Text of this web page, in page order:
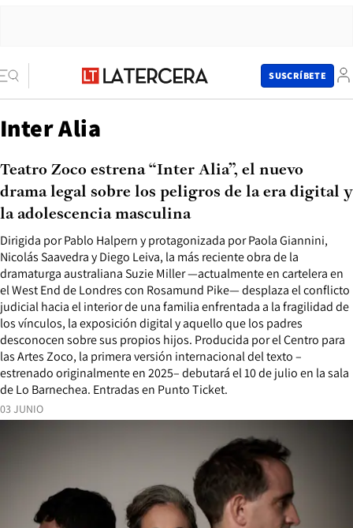
SUSCRÍBETE
Inter Alia
03 JUNIO
Dirigida por Pablo Halpern y protagonizada por Paola Giannini,
Nicolás Saavedra y Diego Leiva, la más reciente obra de la
dramaturga australiana Suzie Miller —actualmente en cartelera en
el West End de Londres con Rosamund Pike— desplaza el conflicto
judicial hacia el interior de una familia enfrentada a la fragilidad de
los vínculos, la exposición digital y aquello que los padres
desconocen sobre sus propios hijos. Producida por el Centro para
las Artes Zoco, la primera versión internacional del texto –
estrenado originalmente en 2025– debutará el 10 de julio en la sala
de Lo Barnechea. Entradas en Punto Ticket.
Teatro Zoco estrena “Inter Alia”, el nuevo
drama legal sobre los peligros de la era digital y
la adolescencia masculina